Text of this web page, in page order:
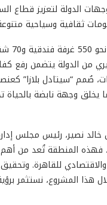
الدولة لتعزيز قطاع
ثقافية وسياحية متنوعة
الدولة يتضمن رفع
صُمم “سيتادل بلازا”
يخلق وجهة نابضة
نصير، رئيس مجلس إدارة
فهذه المنطقة تُعد من
للقاهرة.
المشروع، نستثمر